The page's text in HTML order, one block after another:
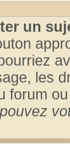
un
les
forum